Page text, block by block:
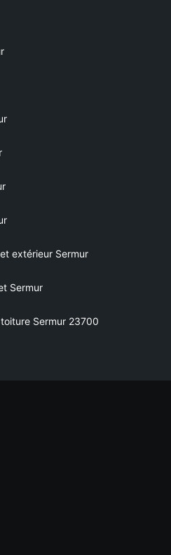
extérieur Sermur
Sermur
Sermur 23700